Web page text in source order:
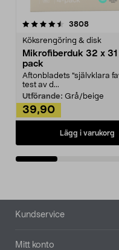
3808
Köksrengöring & disk
Mikrofiberduk 32 x
pack
Aftonbladets "självklara
test av d...
Utförande: Grå/beige
39,90
Lägg i varukorg
4.0av 5 stjärnor
Sidfot
Kundservice
Mitt konto